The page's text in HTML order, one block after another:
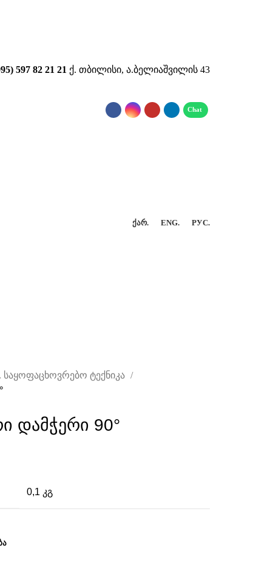
597 82 21 21 ქ. თბილისი, ა.ბელიაშვილის 43
ᲥᲐᲠ. ENG. РУС.
საყოფაცხოვრებო ტექნიკა
დამჭერი 90°
0,1 კგ